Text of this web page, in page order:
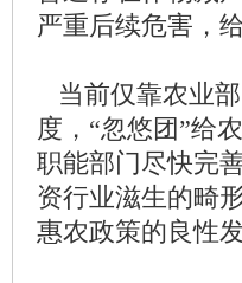
严重后续危害，
当前仅靠农业
度，“忽悠团”给
职能部门尽快完
资行业滋生的畸
惠农政策的良性